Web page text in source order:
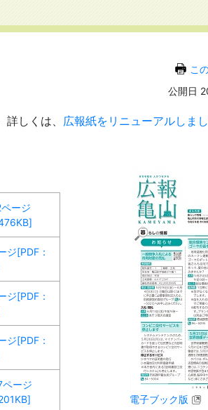
こ
公開日
しくは、 広報紙をリニューアルしま
電子ブック版
ージ
ジ[PDF：
ジ[PDF：
ジ[PDF：
ページ